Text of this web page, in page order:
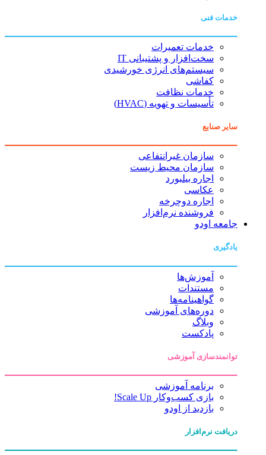
خدمات فنی
خدمات تعمیرات
سخت‌افزار و پشتیبانی IT
سیستم‌های انرژی خورشیدی
کفاشی
خدمات نظافت
تأسیسات و تهویه (HVAC)
سایر صنایع
سازمان غیرانتفاعی
سازمان محیط زیست
اجاره بیلبورد
عکاسی
اجاره دوچرخه
فروشنده نرم‌افزار
جامعه اودو
یادگیری
آموزش‌ها
مستندات
گواهینامه‌ها
دوره‌های آموزشی
وبلاگ
پادکست
توانمندسازی آموزشی
برنامه آموزشی
بازی کسب‌وکار Scale Up!
بازدید از اودو
دریافت نرم‌افزار